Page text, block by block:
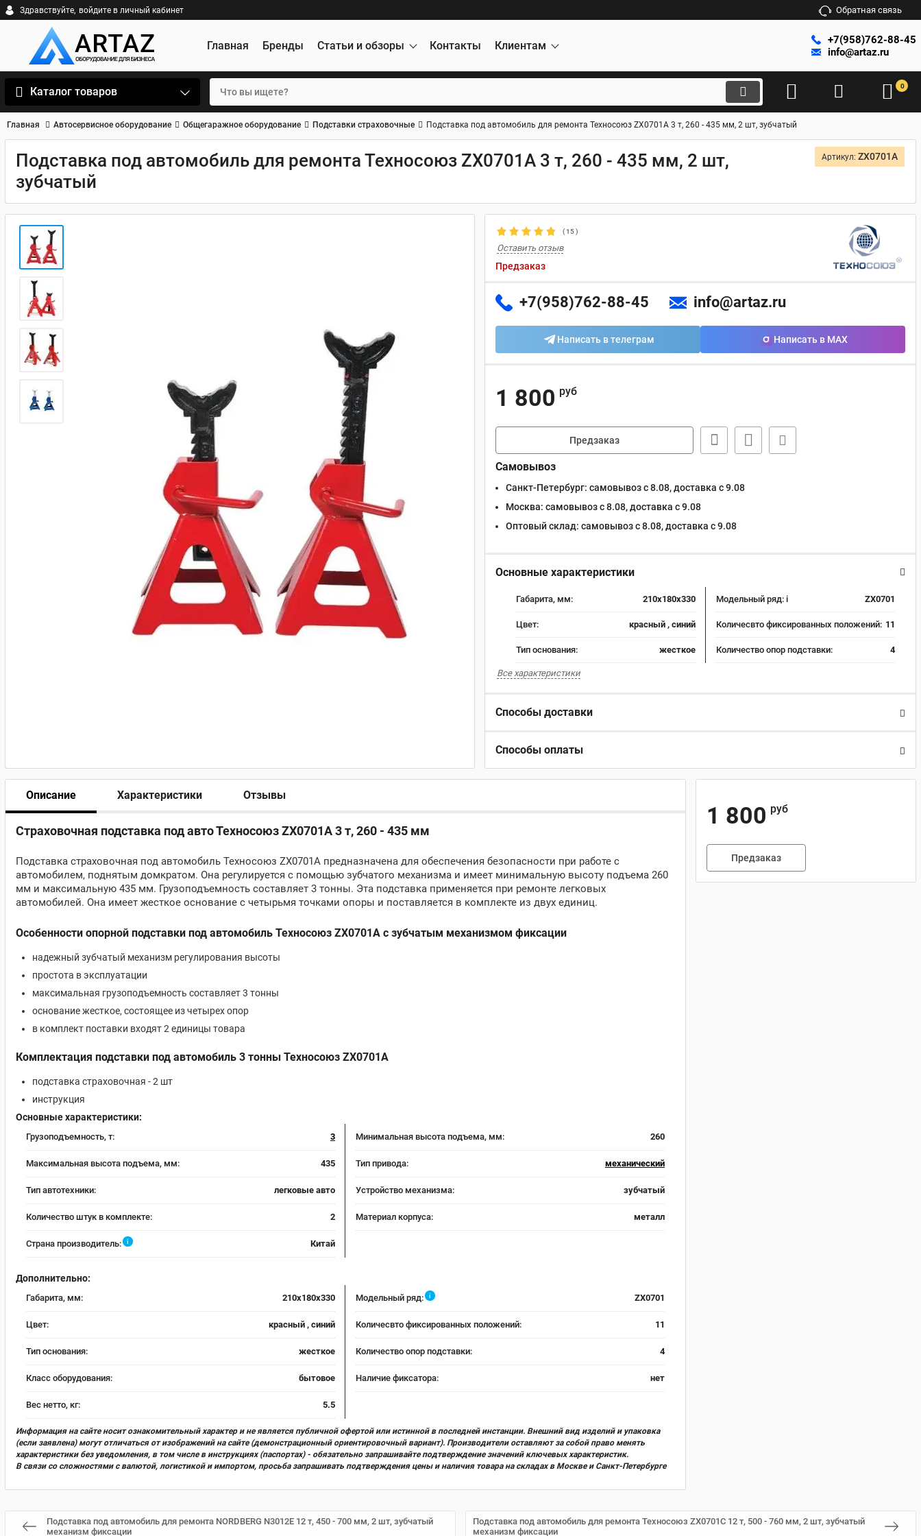
Здравствуйте, войдите в личный кабинет Обратная связь
Главная Бренды Статьи и обзоры Контакты Клиентам
+7(958)762-88-45
info@artaz.ru
Каталог товаров 0
Главная Автосервисное оборудование Общегаражное оборудование Подставки страховочные Подставка под автомобиль для ремонта Техносоюз ZX0701A 3 т, 260 - 435 мм, 2 шт, зубчатый
Подставка под автомобиль для ремонта Техносоюз ZX0701A 3 т, 260 - 435 мм, 2 шт,
зубчатый
Артикул: ZX0701A
(15)
Оставить отзыв
Предзаказ
+7(958)762-88-45 info@artaz.ru
Написать в телеграм Написать в MAX
1 800 руб
Предзаказ
Самовывоз
Санкт-Петербург: самовывоз с 8.08, доставка c 9.08
Москва: самовывоз с 8.08, доставка c 9.08
Оптовый склад: самовывоз с 8.08, доставка c 9.08
Основные характеристики
Габарита, мм: 210x180x330 Модельный ряд: i ZX0701
Цвет: красный , синий Количесвто фиксированных положений: 11
Тип основания: жесткое Количество опор подставки: 4
Все характеристики
Способы доставки
Способы оплаты
Описание Характеристики Отзывы
Страховочная подставка под авто Техносоюз ZX0701A 3 т, 260 - 435 мм
Подставка страховочная под автомобиль Техносоюз ZX0701A предназначена для обеспечения безопасности при работе с
автомобилем, поднятым домкратом. Она регулируется с помощью зубчатого механизма и имеет минимальную высоту подъема 260
мм и максимальную 435 мм. Грузоподъемность составляет 3 тонны. Эта подставка применяется при ремонте легковых
автомобилей. Она имеет жесткое основание с четырьмя точками опоры и поставляется в комплекте из двух единиц.
Особенности опорной подставки под автомобиль Техносоюз ZX0701A с зубчатым механизмом фиксации
надежный зубчатый механизм регулирования высоты
простота в эксплуатации
максимальная грузоподъемность составляет 3 тонны
основание жесткое, состоящее из четырех опор
в комплект поставки входят 2 единицы товара
Комплектация подставки под автомобиль 3 тонны Техносоюз ZX0701A
подставка страховочная - 2 шт
инструкция
Основные характеристики:
Грузоподъемность, т: 3 Минимальная высота подъема, мм: 260
Максимальная высота подъема, мм: 435 Тип привода: механический
Тип автотехники: легковые авто Устройство механизма: зубчатый
Количество штук в комплекте: 2 Материал корпуса: металл
Страна производитель: i Китай
Дополнительно:
Габарита, мм: 210x180x330 Модельный ряд: i ZX0701
Цвет: красный , синий Количесвто фиксированных положений: 11
Тип основания: жесткое Количество опор подставки: 4
Класс оборудования: бытовое Наличие фиксатора: нет
Вес нетто, кг: 5.5
Информация на сайте носит ознакомительный характер и не является публичной офертой или истинной в последней инстанции. Внешний вид изделий и упаковка
(если заявлена) могут отличаться от изображений на сайте (демонстрационный ориентировочный вариант). Производители оставляют за собой право менять
характеристики без уведомления, в том числе в инструкциях (паспортах) - обязательно запрашивайте подтверждение значений ключевых характеристик.
В связи со сложностями с валютой, логистикой и импортом, просьба запрашивать подтверждения цены и наличия товара на складах в Москве и Санкт-Петербурге
1 800 руб
Предзаказ
Подставка под автомобиль для ремонта NORDBERG N3012E 12 т, 450 - 700 мм, 2 шт, зубчатый
механизм фиксации
Подставка под автомобиль для ремонта Техносоюз ZX0701C 12 т, 500 - 760 мм, 2 шт, зубчатый
механизм фиксации